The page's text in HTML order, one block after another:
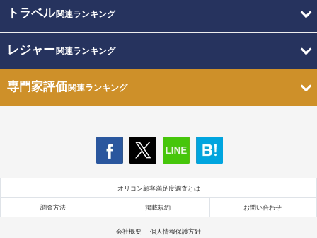
トラベル関連ランキング
レジャー関連ランキング
専門家評価関連ランキング
オリコン顧客満足度調査とは
調査方法 掲載規約 お問い合わせ
会社概要 個人情報保護方針